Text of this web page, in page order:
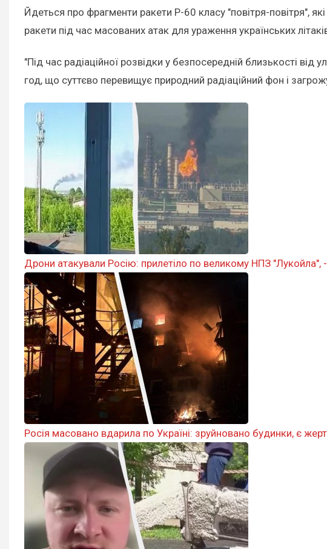
Йдеться про фрагменти ракети Р-60 класу "повітря-повітря",
ракети під час масованих атак для ураження українських
"Під час радіаційної розвідки у безпосередній близькості
год, що суттєво перевищує природний радіаційний фон і
Дрони атакували Росію: прилетіло по великому НПЗ "Лукойла",
Росія масовано вдарила по Україні: зруйновано будинки, є